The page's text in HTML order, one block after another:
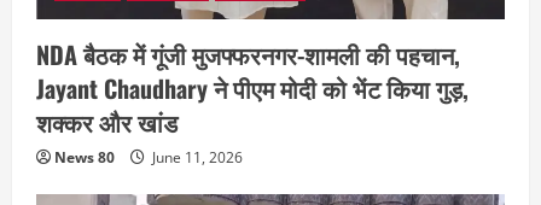
NDA बैठक में गूंजी मुजफ्फरनगर-शामली की पहचान,
Jayant Chaudhary ने पीएम मोदी को भेंट किया गुड़,
शक्कर और खांड
News 80 June 11, 2026